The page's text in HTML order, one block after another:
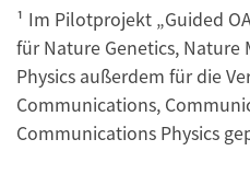
¹ Im Pilotprojekt „Guided
für Nature Genetics,
Physics außerdem für die
Communications,
Communications Physics